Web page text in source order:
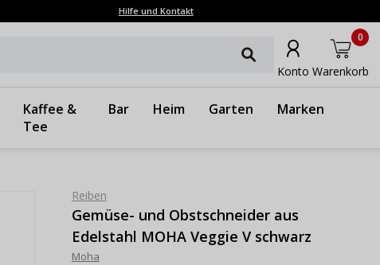
Hilfe und Kontakt
Konto Warenkorb
0
Kaffee &
Tee
Bar Heim Garten Marken
Reiben
Gemüse- und Obstschneider aus
Edelstahl MOHA Veggie V schwarz
Moha